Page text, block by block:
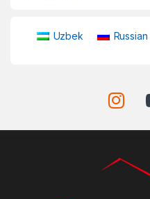
Uzbek Russian